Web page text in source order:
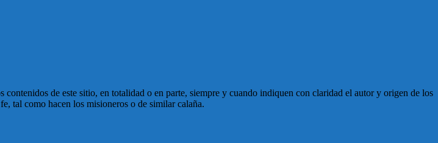
de este sitio, en totalidad o en parte, siempre y cuando indiquen con claridad el autor y origen de los
tal como hacen los misioneros o de similar calaña.